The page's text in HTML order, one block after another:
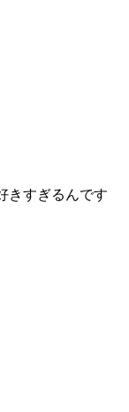
きすぎるんです